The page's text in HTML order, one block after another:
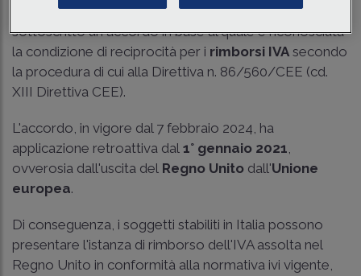
risoluzione n. 22/2024, il Regno Unito e l'Italia hanno
sottoscritto un accordo in base al quale è riconosciuta
la condizione di reciprocità per i rimborsi IVA secondo
la procedura di cui alla Direttiva n. 86/560/CEE (cd.
XIII Direttiva CEE).
L'accordo, in vigore dal 7 febbraio 2024, ha
applicazione retroattiva dal 1° gennaio 2021,
ovverosia dall'uscita del Regno Unito dall'Unione
europea.
Di conseguenza, i soggetti stabiliti in Italia possono
presentare l'istanza di rimborso dell'IVA assolta nel
Regno Unito in conformità alla normativa ivi vigente,